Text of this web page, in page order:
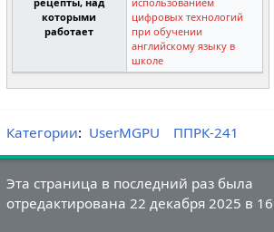
которыми
работает
цифровых технологий
при обучении
английскому языку в
школе
Категории: UserMGPU ППРК-241
Эта страница в последний раз была
отредактирована 22 декабря 2025 в